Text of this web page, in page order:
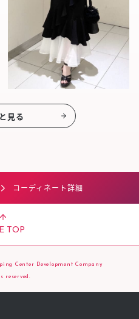
見る
コーディネート詳細
TOP
Center Development Company
reserved.